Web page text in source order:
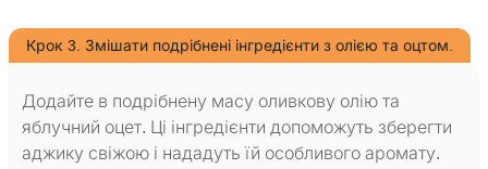
Крок 3. Змішати подрібнені інгредієнти з олією та оцтом.
Додайте в подрібнену масу оливкову олію та
яблучний оцет. Ці інгредієнти допоможуть зберегти
аджику свіжою і нададуть їй особливого аромату.